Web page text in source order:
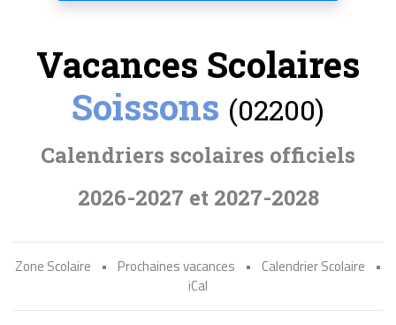
Vacances Scolaires
Soissons (02200)
Calendriers scolaires officiels
2026-2027 et 2027-2028
Zone Scolaire • Prochaines vacances • Calendrier Scolaire
•
iCal